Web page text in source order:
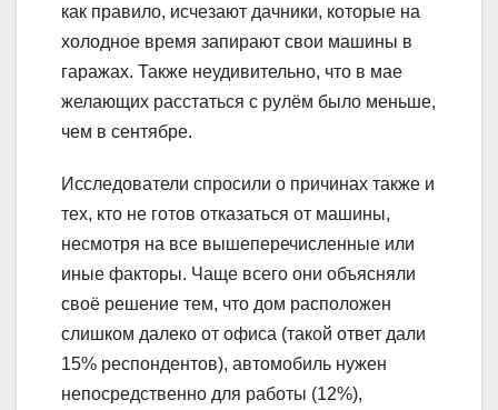
как правило, исчезают дачники, которые на
холодное время запирают свои машины в
гаражах. Также неудивительно, что в мае
желающих расстаться с рулём было меньше,
чем в сентябре.
Исследователи спросили о причинах также и
тех, кто не готов отказаться от машины,
несмотря на все вышеперечисленные или
иные факторы. Чаще всего они объясняли
своё решение тем, что дом расположен
слишком далеко от офиса (такой ответ дали
15% респондентов), автомобиль нужен
непосредственно для работы (12%),